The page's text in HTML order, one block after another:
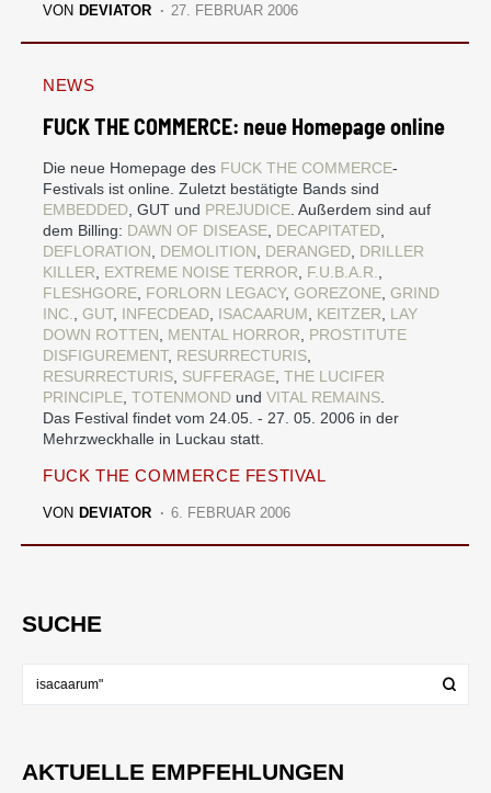
VON DEVIATOR 27. FEBRUAR 2006
NEWS
FUCK THE COMMERCE: neue Homepage online
Die neue Homepage des FUCK THE COMMERCE-
Festivals ist online. Zuletzt bestätigte Bands sind
EMBEDDED , GUT und PREJUDICE . Außerdem sind auf
dem Billing: DAWN OF DISEASE DECAPITATED
DEFLORATION
DEMOLITION DERANGED DRILLER
KILLER
EXTREME NOISE TERROR F.U.B.A.R.
FLESHGORE FORLORN LEGACY, GOREZONE GRIND
INC.
GUT, INFECDEAD ISACAARUM KEITZER
LAY
DOWN ROTTEN
MENTAL HORROR
PROSTITUTE
DISFIGUREMENT, RESURRECTURIS
RESURRECTURIS SUFFERAGE THE LUCIFER
PRINCIPLE TOTENMOND und VITAL REMAINS
Das Festival findet vom 24.05. - 27. 05. 2006 in der
Mehrzweckhalle in Luckau statt.
FUCK THE COMMERCE FESTIVAL
VON DEVIATOR 6. FEBRUAR 2006
SUCHE
AKTUELLE EMPFEHLUNGEN